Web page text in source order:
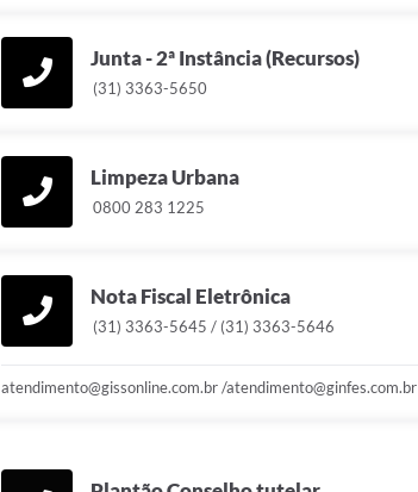
Junta - 2ª Instância (Recursos)
(31) 3363-5650
Limpeza Urbana
0800 283 1225
Nota Fiscal Eletrônica
(31) 3363-5645 / (31) 3363-5646
atendimento@gissonline.com.br /atendimento@ginfes.com.br